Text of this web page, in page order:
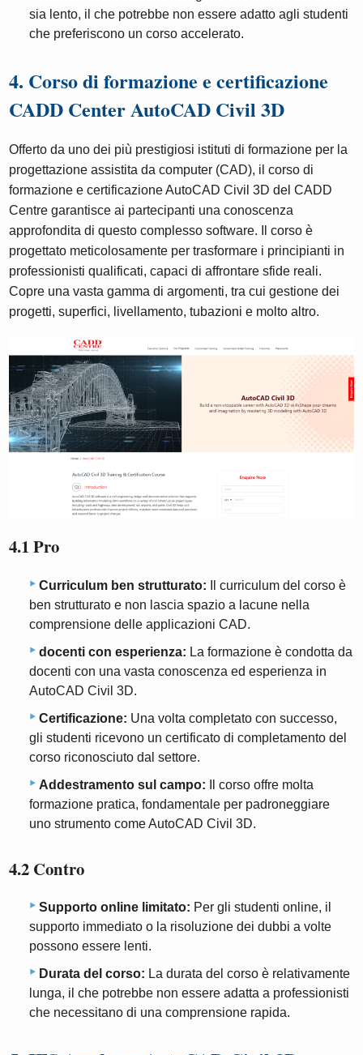
sia lento, il che potrebbe non essere adatto agli studenti
che preferiscono un corso accelerato.
4. Corso di formazione e certificazione
CADD Center AutoCAD Civil 3D
Offerto da uno dei più prestigiosi istituti di formazione per la
progettazione assistita da computer (CAD), il corso di
formazione e certificazione AutoCAD Civil 3D del CADD
Centre garantisce ai partecipanti una conoscenza
approfondita di questo complesso software. Il corso è
progettato meticolosamente per trasformare i principianti in
professionisti qualificati, capaci di affrontare sfide reali.
Copre una vasta gamma di argomenti, tra cui gestione dei
progetti, superfici, livellamento, tubazioni e molto altro.
4.1 Pro
Curriculum ben strutturato: Il curriculum del corso è
ben strutturato e non lascia spazio a lacune nella
comprensione delle applicazioni CAD.
docenti con esperienza: La formazione è condotta da
docenti con una vasta conoscenza ed esperienza in
AutoCAD Civil 3D.
Certificazione: Una volta completato con successo,
gli studenti ricevono un certificato di completamento del
corso riconosciuto dal settore.
Addestramento sul campo: Il corso offre molta
formazione pratica, fondamentale per padroneggiare
uno strumento come AutoCAD Civil 3D.
4.2 Contro
Supporto online limitato: Per gli studenti online, il
supporto immediato o la risoluzione dei dubbi a volte
possono essere lenti.
Durata del corso: La durata del corso è relativamente
lunga, il che potrebbe non essere adatta a professionisti
che necessitano di una comprensione rapida.